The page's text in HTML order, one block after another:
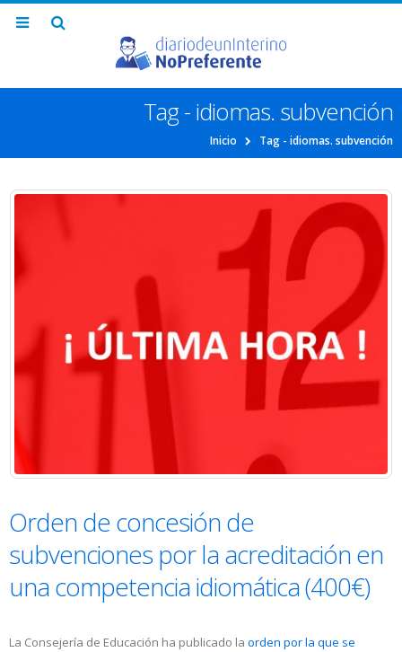
Tag - idiomas. subvención
Inicio Tag - idiomas. subvención
Orden de concesión de
subvenciones por la acreditación en
una competencia idiomática (400€)
La Consejería de Educación ha publicado la orden por la que se